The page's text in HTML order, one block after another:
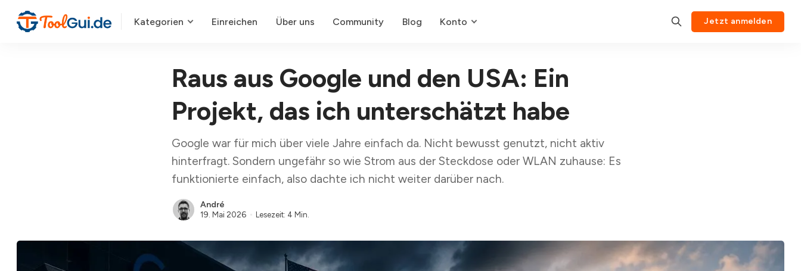
Kategorien Einreichen Über uns Community Blog Konto Jetzt anmelden
Raus aus Google und den USA: Ein
Projekt, das ich unterschätzt habe
Google war für mich über viele Jahre einfach da. Nicht bewusst genutzt, nicht aktiv
hinterfragt. Sondern ungefähr so wie Strom aus der Steckdose oder WLAN zuhause: Es
funktionierte einfach, also dachte ich nicht weiter darüber nach.
André
19. Mai 2026 Lesezeit: 4 Min.